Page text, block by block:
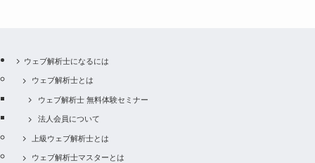
ウェブ解析士になるには
ウェブ解析士とは
ウェブ解析士 無料体験セミナー
法人会員について
上級ウェブ解析士とは
ウェブ解析士マスターとは